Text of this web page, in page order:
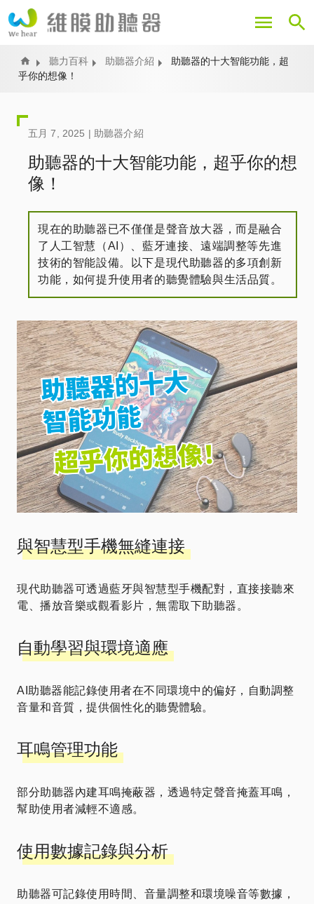
至
內
Home 聽力百科 助聽器介紹
助聽器的十大智能功能，超
乎你的想像！
五月 7, 2025 | 助聽器介紹
助聽器的十大智能功能，超乎你的想
像！
現在的助聽器已不僅僅是聲音放大器，而是融合
了人工智慧（AI）、藍牙連接、遠端調整等先進
技術的智能設備。以下是現代助聽器的多項創新
功能，如何提升使用者的聽覺體驗與生活品質。
與智慧型手機無縫連接
現代助聽器可透過藍牙與智慧型手機配對，直接接聽來
電、播放音樂或觀看影片，無需取下助聽器。
自動學習與環境適應
AI助聽器能記錄使用者在不同環境中的偏好，自動調整
音量和音質，提供個性化的聽覺體驗。
耳鳴管理功能
部分助聽器內建耳鳴掩蔽器，透過特定聲音掩蓋耳鳴，
幫助使用者減輕不適感。
使用數據記錄與分析
助聽器可記錄使用時間、音量調整和環境噪音等數據，